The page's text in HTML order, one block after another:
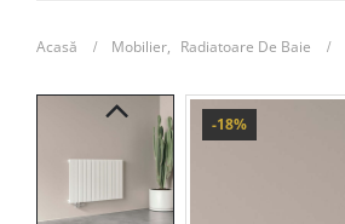
Acasă Mobilier, Radiatoare De Baie
-18%